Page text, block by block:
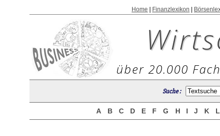
Home Finanzlexikon
über 20.000
Suche :
A B C D E F G H I J K